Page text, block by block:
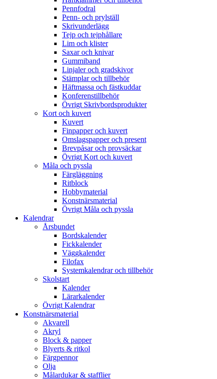
Pennfodral
Penn- och prylställ
Skrivunderlägg
Tejp och tejphållare
Lim och klister
Saxar och knivar
Gummiband
Linjaler och gradskivor
Stämplar och tillbehör
Häftmassa och fästkuddar
Konferenstillbehör
Övrigt Skrivbordsprodukter
Kort och kuvert
Kuvert
Finpapper och kuvert
Omslagspapper och present
Brevpåsar och provsäckar
Övrigt Kort och kuvert
Måla och pyssla
Färgläggning
Ritblock
Hobbymaterial
Konstnärsmaterial
Övrigt Måla och pyssla
Kalendrar
Årsbundet
Bordskalender
Fickkalender
Väggkalender
Filofax
Systemkalendrar och tillbehör
Skolstart
Kalender
Lärarkalender
Övrigt Kalendrar
Konstnärsmaterial
Akvarell
Akryl
Block & papper
Blyerts & ritkol
Färgpennor
Olja
Målardukar & stafflier